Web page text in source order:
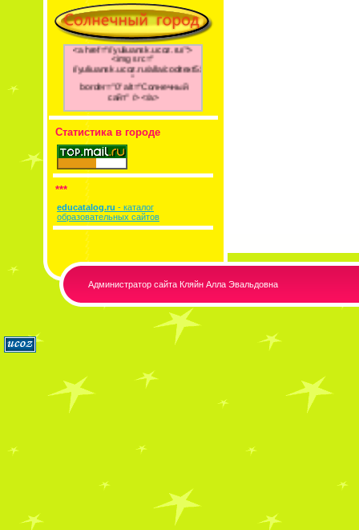
<a href="//yuliuansk.ucoz.ru/">
<img src="
//yuliuansk.ucoz.ru/alla/cooltext517186887.png
"
border="0" alt="Солнечный
сайт" /> </a>
Статистика в городе
***
educatalog.ru - каталог
образовательных сайтов
Администратор сайта Кляйн Алла Эвальдовна